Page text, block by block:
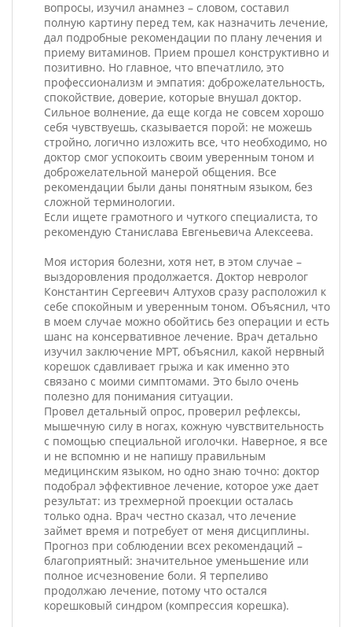
вопросы, изучил анамнез – словом, составил
полную картину перед тем, как назначить лечение,
дал подробные рекомендации по плану лечения и
приему витаминов. Прием прошел конструктивно и
позитивно. Но главное, что впечатлило, это
профессионализм и эмпатия: доброжелательность,
спокойствие, доверие, которые внушал доктор.
Сильное волнение, да еще когда не совсем хорошо
себя чувствуешь, сказывается порой: не можешь
стройно, логично изложить все, что необходимо, но
доктор смог успокоить своим уверенным тоном и
доброжелательной манерой общения. Все
рекомендации были даны понятным языком, без
сложной терминологии.
Если ищете грамотного и чуткого специалиста, то
рекомендую Станислава Евгеньевича Алексеева.
Моя история болезни, хотя нет, в этом случае –
выздоровления продолжается. Доктор невролог
Константин Сергеевич Алтухов сразу расположил к
себе спокойным и уверенным тоном. Объяснил, что
в моем случае можно обойтись без операции и есть
шанс на консервативное лечение. Врач детально
изучил заключение МРТ, объяснил, какой нервный
корешок сдавливает грыжа и как именно это
связано с моими симптомами. Это было очень
полезно для понимания ситуации.
Провел детальный опрос, проверил рефлексы,
мышечную силу в ногах, кожную чувствительность
с помощью специальной иголочки. Наверное, я все
и не вспомню и не напишу правильным
медицинским языком, но одно знаю точно: доктор
подобрал эффективное лечение, которое уже дает
результат: из трехмерной проекции осталась
только одна. Врач честно сказал, что лечение
займет время и потребует от меня дисциплины.
Прогноз при соблюдении всех рекомендаций –
благоприятный: значительное уменьшение или
полное исчезновение боли. Я терпеливо
продолжаю лечение, потому что остался
корешковый синдром (компрессия корешка).